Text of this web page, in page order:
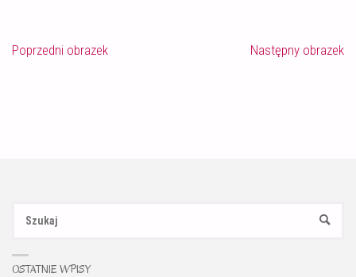
Poprzedni obrazek Następny obrazek
SZUKAJ
OSTATNIE WPISY